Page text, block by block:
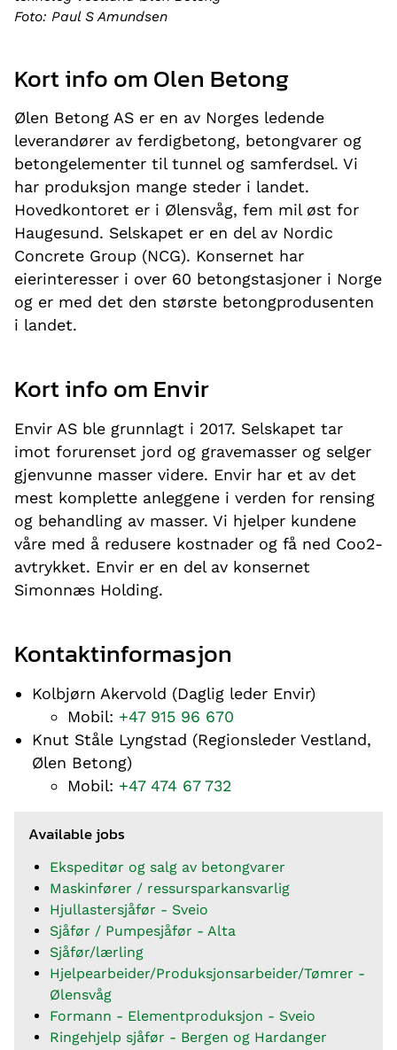
Foto: Paul S Amundsen
Kort info om Olen Betong
Ølen Betong AS er en av Norges ledende
leverandører av ferdigbetong, betongvarer og
betongelementer til tunnel og samferdsel. Vi
har produksjon mange steder i landet.
Hovedkontoret er i Ølensvåg, fem mil øst for
Haugesund. Selskapet er en del av Nordic
Concrete Group (NCG). Konsernet har
eierinteresser i over 60 betongstasjoner i Norge
og er med det den største betongprodusenten
i landet.
Kort info om Envir
Envir AS ble grunnlagt i 2017. Selskapet tar
imot forurenset jord og gravemasser og selger
gjenvunne masser videre. Envir har et av det
mest komplette anleggene i verden for rensing
og behandling av masser. Vi hjelper kundene
våre med å redusere kostnader og få ned Coo2-
avtrykket. Envir er en del av konsernet
Simonnæs Holding.
Kontaktinformasjon
Kolbjørn Akervold (Daglig leder Envir)
Mobil: +47 915 96 670
Knut Ståle Lyngstad (Regionsleder Vestland,
Ølen Betong)
Mobil: +47 474 67 732
Available jobs
Ekspeditør og salg av betongvarer
Maskinfører / ressursparkansvarlig
Hjullastersjåfør - Sveio
Sjåfør / Pumpesjåfør - Alta
Sjåfør/lærling
Hjelpearbeider/Produksjonsarbeider/Tømrer -
Ølensvåg
Formann - Elementproduksjon - Sveio
Ringehjelp sjåfør - Bergen og Hardanger